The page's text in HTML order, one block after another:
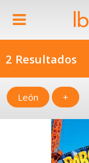
2 Resultados
León +